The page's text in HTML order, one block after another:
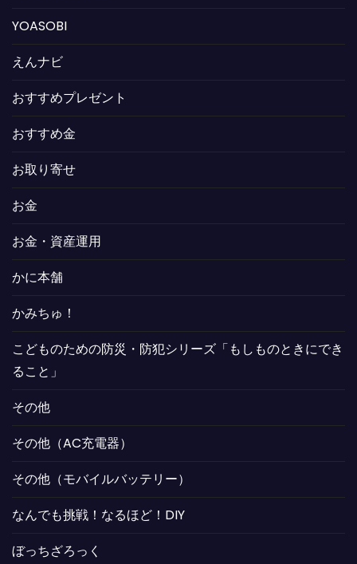
YOASOBI
えんナビ
おすすめプレゼント
おすすめ金
お取り寄せ
お金
お金・資産運用
かに本舗
かみちゅ！
こどものための防災・防犯シリーズ「もしものときにでき
ること」
その他
その他（AC充電器）
その他（モバイルバッテリー）
なんでも挑戦！なるほど！DIY
ぼっちざろっく